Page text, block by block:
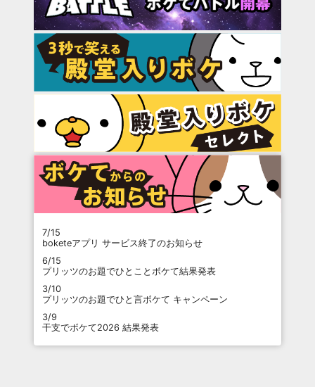
7/15
boketeアプリ サービス終了のお知らせ
6/15
プリッツのお題でひとことボケて結果発表
3/10
プリッツのお題でひと言ボケて キャンペーン
3/9
干支でボケて2026 結果発表